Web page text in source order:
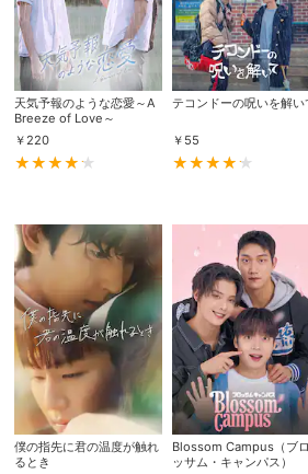
天気予報のような恋愛～A
Breeze of Love～
￥ 220
テコンドーの呪いを解い
￥ 55
僕の指先に君の温度が触れ
るとき
Blossom Campus（ブロ
ッサム・キャンパス）